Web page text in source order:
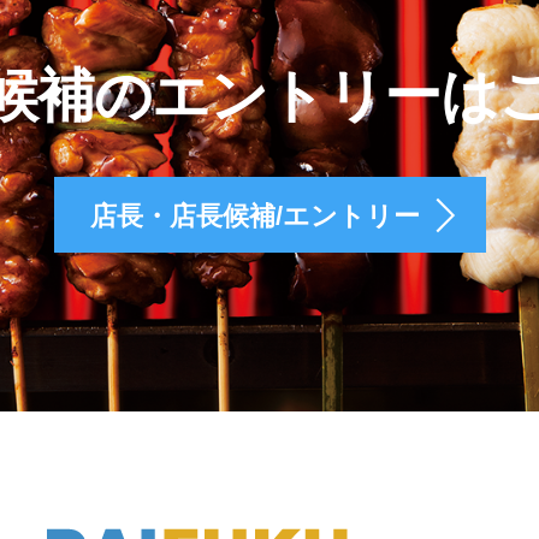
補のエントリーは
店長・店長候補/エントリー